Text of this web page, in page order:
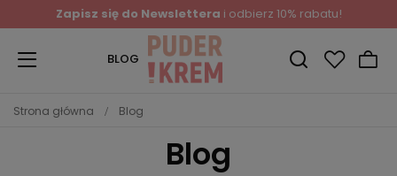
Zapisz się do Newslettera i odbierz 10% rabatu!
BLOG
Strona główna Blog
Blog